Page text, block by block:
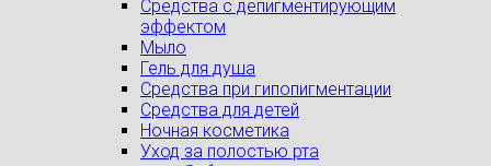
Cредства с депигментирующим
эффектом
Мыло
Гель для душа
Средства при гипопигментации
Средства для детей
Ночная косметика
Уход за полостью рта